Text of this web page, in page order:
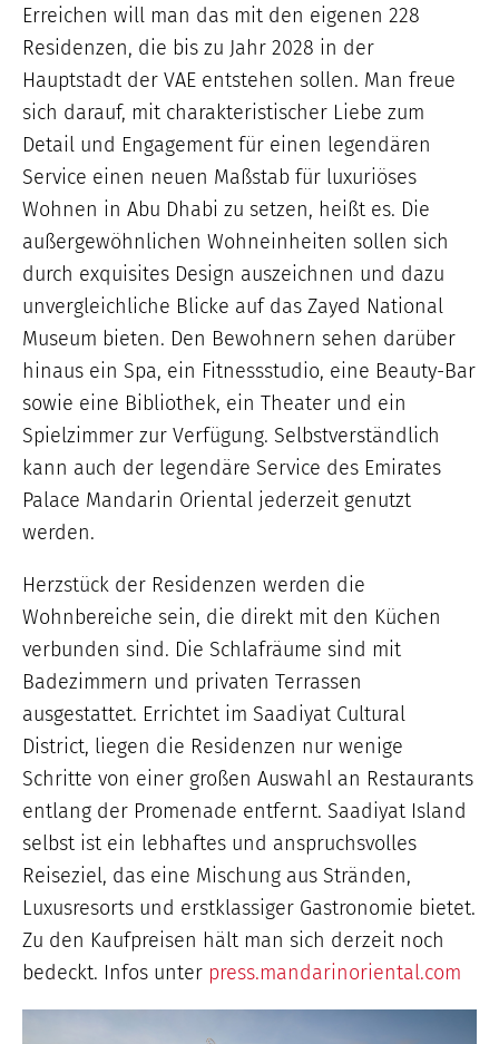
Erreichen will man das mit den eigenen 228
Residenzen, die bis zu Jahr 2028 in der
Hauptstadt der VAE entstehen sollen. Man freue
sich darauf, mit charakteristischer Liebe zum
Detail und Engagement für einen legendären
Service einen neuen Maßstab für luxuriöses
Wohnen in Abu Dhabi zu setzen, heißt es. Die
außergewöhnlichen Wohneinheiten sollen sich
durch exquisites Design auszeichnen und dazu
unvergleichliche Blicke auf das Zayed National
Museum bieten. Den Bewohnern sehen darüber
hinaus ein Spa, ein Fitnessstudio, eine Beauty-Bar
sowie eine Bibliothek, ein Theater und ein
Spielzimmer zur Verfügung. Selbstverständlich
kann auch der legendäre Service des Emirates
Palace Mandarin Oriental jederzeit genutzt
werden.
Herzstück der Residenzen werden die
Wohnbereiche sein, die direkt mit den Küchen
verbunden sind. Die Schlafräume sind mit
Badezimmern und privaten Terrassen
ausgestattet. Errichtet im Saadiyat Cultural
District, liegen die Residenzen nur wenige
Schritte von einer großen Auswahl an Restaurants
entlang der Promenade entfernt. Saadiyat Island
selbst ist ein lebhaftes und anspruchsvolles
Reiseziel, das eine Mischung aus Stränden,
Luxusresorts und erstklassiger Gastronomie bietet.
Zu den Kaufpreisen hält man sich derzeit noch
bedeckt. Infos unter press.mandarinoriental.com